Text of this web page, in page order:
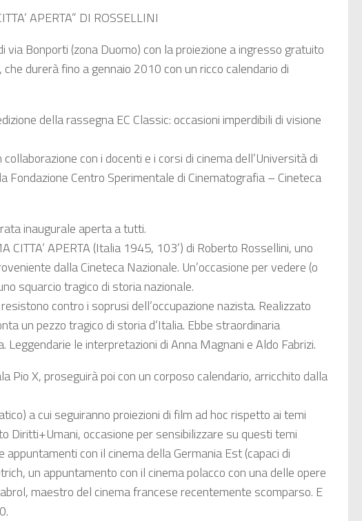
APERTA” DI ROSSELLINI
Bonporti (zona Duomo) con la proiezione a ingresso gratuito
durerà fino a gennaio 2010 con un ricco calendario di
della rassegna EC Classic: occasioni imperdibili di visione
con i docenti e i corsi di cinema dell’Università di
Centro Sperimentale di Cinematografia – Cineteca
inaugurale aperta a tutti.
APERTA (Italia 1945, 103’) di Roberto Rossellini, uno
dalla Cineteca Nazionale. Un’occasione per vedere (o
squarcio tragico di storia nazionale.
contro i soprusi dell’occupazione nazista. Realizzato
un pezzo tragico di storia d’Italia. Ebbe straordinaria
le interpretazioni di Anna Magnani e Aldo Fabrizi.
Pio X, proseguirà poi con un corposo calendario, arricchito dalla
a cui seguiranno proiezioni di film ad hoc rispetto ai temi
Diritti+Umani, occasione per sensibilizzare su questi temi
con il cinema della Germania Est (capaci di
un appuntamento con il cinema polacco con una delle opere
maestro del cinema francese recentemente scomparso. E